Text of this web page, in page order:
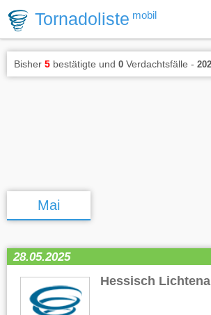
Tornadoliste mobil
Bisher 5 bestätigte und 0 Verdachtsfälle -
Mai
28.05.2025
Hessisch